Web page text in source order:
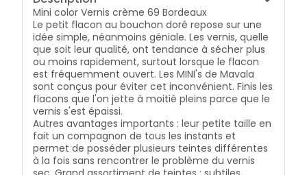
Mini color Vernis crème 69 Bordeaux
Le petit flacon au bouchon doré repose sur une
idée simple, néanmoins géniale. Les vernis, quelle
que soit leur qualité, ont tendance à sécher plus
ou moins rapidement, surtout lorsque le flacon
est fréquemment ouvert. Les MINI's de Mavala
sont conçus pour éviter cet inconvénient. Finis les
flacons que l'on jette à moitié pleins parce que le
vernis s'est épaissi.
Autres avantages importants : leur petite taille en
fait un compagnon de tous les instants et
permet de posséder plusieurs teintes différentes
à la fois sans rencontrer le problème du vernis